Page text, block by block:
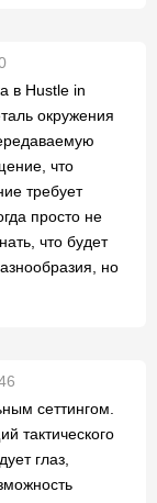
в Hustle in
окружения
что
требует
просто не
что будет
но
сеттингом.
тактического
глаз,